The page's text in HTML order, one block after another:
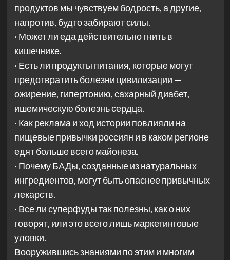
продуктов мы чувствуем бодрость, а другие,
напротив, будто забирают силы.
· Может ли еда действительно гнить в
кишечнике.
· Есть ли продукты питания, которые могут
предотвратить болезни цивилизации —
ожирение, гипертонию, сахарный диабет,
ишемическую болезнь сердца.
· Как реклама и ход истории повлияли на
пищевые привычки россиян и в каком регионе
едят больше всего майонеза.
· Почему БАДы, созданные из натуральных
ингредиентов, могут быть опаснее привычных
лекарств.
· Все ли суперфуды так полезны, как о них
говорят, или это всего лишь маркетинговые
уловки.
Вооружившись знаниями по этим и многим